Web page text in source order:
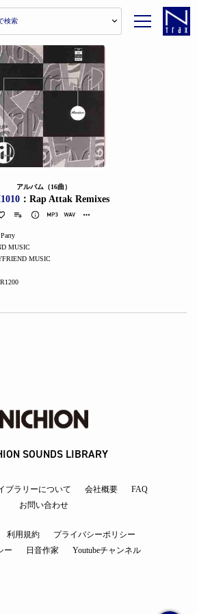
アルバム（16曲）
：Rap Attak Remixes
MUSIC
MUSIC
SOUNDS LIBRARY
ブラリーについて 会社概要
FAQ
お問い合わせ
利用規約
プライバシーポリシー
ー
日音作家 Youtubeチャンネル